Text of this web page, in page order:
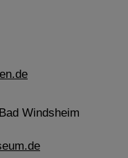
Windsheim